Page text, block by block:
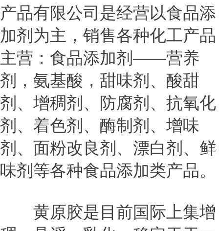
产品有限公司是经营以食品添
加剂为主，销售各种化工产品
主营：食品添加剂——营养
剂，氨基酸，甜味剂、酸甜
剂、增稠剂、防腐剂、抗氧化
剂、着色剂、酶制剂、增味
剂、面粉改良剂、漂白剂、鲜
味剂等各种食品添加类产品。
黄原胶是目前国际上集增